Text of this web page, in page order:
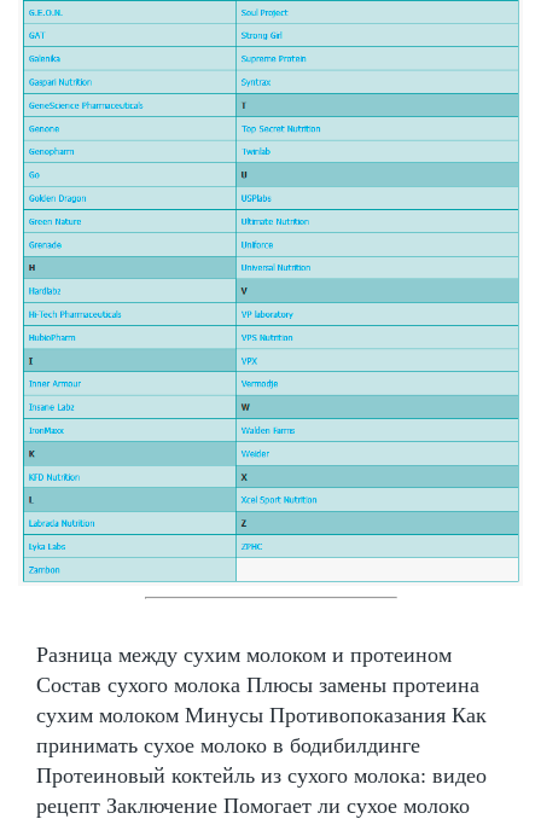
Разница между сухим молоком и протеином
Состав сухого молока Плюсы замены протеина
сухим молоком Минусы Противопоказания Как
принимать сухое молоко в бодибилдинге
Протеиновый коктейль из сухого молока: видео
рецепт Заключение Помогает ли сухое молоко